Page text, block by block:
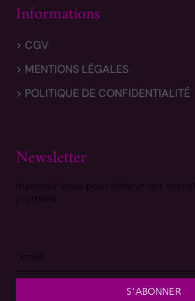
Informations
> CGV
> MENTIONS LÉGALES
> POLITIQUE DE CONFIDENTIALITÉ
Newsletter
Inscrivez-vous pour obtenir nos
première
S'ABONNER